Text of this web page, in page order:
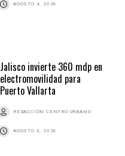
AGOSTO 4, 2026
Jalisco invierte 360 mdp en
electromovilidad para
Puerto Vallarta
REDACCIÓN CENTRO URBANO
AGOSTO 3, 2026